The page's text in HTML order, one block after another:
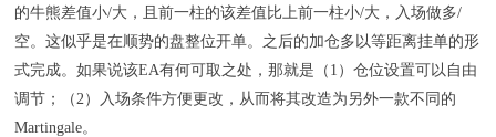
的牛熊差值小/大，且前一柱的该差值比上前一柱小/大，入场做多/
空。这似乎是在顺势的盘整位开单。之后的加仓多以等距离挂单的形
式完成。如果说该EA有何可取之处，那就是（1）仓位设置可以自由
调节；（2）入场条件方便更改，从而将其改造为另外一款不同的
Martingale。